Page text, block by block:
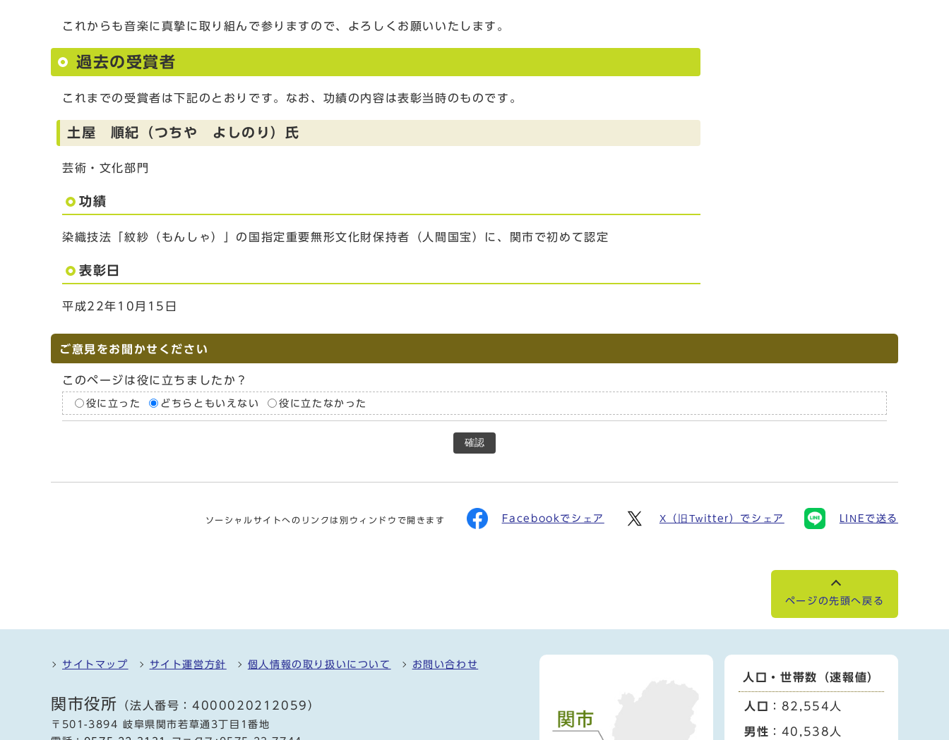
これからも音楽に真摯に取り組んで参りますので、よろしくお願いいたします。
過去の受賞者
これまでの受賞者は下記のとおりです。なお、功績の内容は表彰当時のものです。
土屋 順紀（つちや よしのり）氏
芸術・文化部門
功績
染織技法「紋紗（もんしゃ）」の国指定重要無形文化財保持者（人間国宝）に、関市で初めて認定
表彰日
平成22年10月15日
ご意見をお聞かせください
このページは役に立ちましたか？
役に立った どちらともいえない 役に立たなかった
確認
ソーシャルサイトへのリンクは別ウィンドウで開きます Facebookでシェア X（旧Twitter）でシェア LINEで送る
ページの先頭へ戻る
サイトマップ サイト運営方針 個人情報の取り扱いについて お問い合わせ
関市役所 （法人番号：4000020212059）
〒501-3894 岐阜県関市若草通3丁目1番地
人口・世帯数（速報値）
人口 ：82,554人
男性 ：40,538人